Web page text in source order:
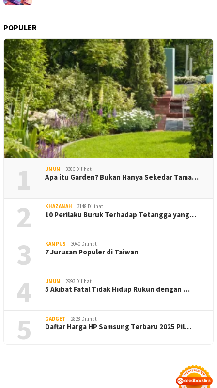
POPULER
1 UMUM 3386 Dilihat
Apa itu Garden? Bukan Hanya Sekedar Tama…
2 KHAZANAH 3148 Dilihat
10 Perilaku Buruk Terhadap Tetangga yang…
3 KAMPUS 3040 Dilihat
7 Jurusan Populer di Taiwan
4 UMUM 2993 Dilihat
5 Akibat Fatal Tidak Hidup Rukun dengan …
5 GADGET 2828 Dilihat
Daftar Harga HP Samsung Terbaru 2025 Pil…